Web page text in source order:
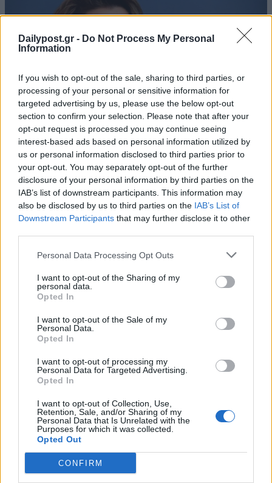
Dailypost.gr - Do Not Process My Personal
Information
If you wish to opt-out of the sale, sharing to third parties, or
processing of your personal or sensitive information for
targeted advertising by us, please use the below opt-out
section to confirm your selection. Please note that after your
opt-out request is processed you may continue seeing
interest-based ads based on personal information utilized by
us or personal information disclosed to third parties prior to
your opt-out. You may separately opt-out of the further
disclosure of your personal information by third parties on the
IAB’s list of downstream participants. This information may
also be disclosed by us to third parties on the IAB’s List of
Downstream Participants that may further disclose it to other
Personal Data Processing Opt Outs
I want to opt-out of the Sharing of my
personal data.
Opted In
I want to opt-out of the Sale of my
Personal Data.
Opted In
I want to opt-out of processing my
Personal Data for Targeted Advertising.
Opted In
I want to opt-out of Collection, Use,
Retention, Sale, and/or Sharing of my
Personal Data that Is Unrelated with the
Purposes for which it was collected.
Opted Out
CONFIRM